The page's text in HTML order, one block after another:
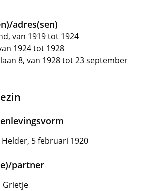
adres(sen)
van 1919 tot 1924
1924 tot 1928
8, van 1928 tot 23 september
5 februari 1920
partner
Grietje